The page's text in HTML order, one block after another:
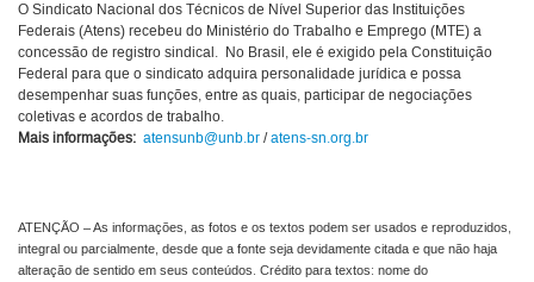
O Sindicato Nacional dos Técnicos de Nível Superior das Instituições
Federais (Atens) recebeu do Ministério do Trabalho e Emprego (MTE) a
concessão de registro sindical. No Brasil, ele é exigido pela Constituição
Federal para que o sindicato adquira personalidade jurídica e possa
desempenhar suas funções, entre as quais, participar de negociações
coletivas e acordos de trabalho.
Mais informações: atensunb@unb.br /atens-sn.org.br
ATENÇÃO – As informações, as fotos e os textos podem ser usados e reproduzidos,
integral ou parcialmente, desde que a fonte seja devidamente citada e que não haja
alteração de sentido em seus conteúdos. Crédito para textos: nome do